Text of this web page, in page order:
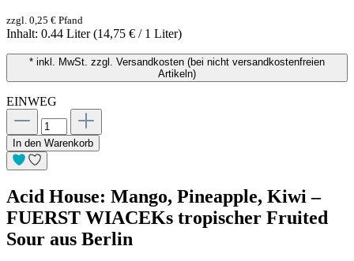
zzgl. 0,25 € Pfand
Inhalt: 0.44 Liter(14,75 € / 1 Liter)
* inkl. MwSt. zzgl. Versandkosten (bei nicht versandkostenfreien
Artikeln)
EINWEG
In den Warenkorb
Acid House: Mango, Pineapple, Kiwi –
FUERST WIACEKs tropischer Fruited
Sour aus Berlin